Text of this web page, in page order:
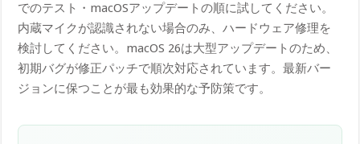
でのテスト・macOSアップデートの順に試してください。
内蔵マイクが認識されない場合のみ、ハードウェア修理を
検討してください。macOS 26は大型アップデートのため、
初期バグが修正パッチで順次対応されています。最新バー
ジョンに保つことが最も効果的な予防策です。